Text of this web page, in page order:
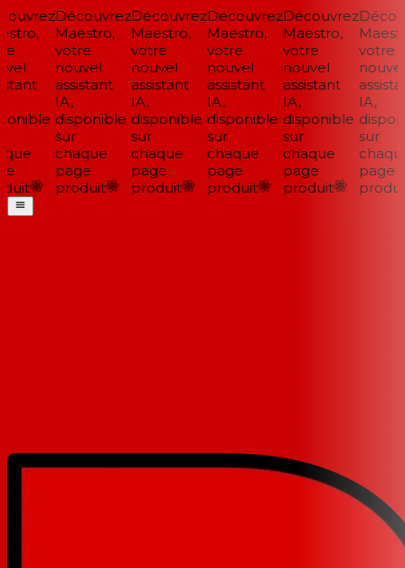
Découvrez
Maestro,
votre
nouvel
assistant
IA,
disponible
sur
chaque
page
produit
Découvrez
Maestro,
votre
nouvel
assistant
IA,
disponible
sur
chaque
page
produit
Découvrez
Maestro,
votre
nouvel
assistant
IA,
disponible
sur
chaque
page
produit
Découvrez
Maestro,
votre
nouvel
assistant
IA,
disponible
sur
chaque
page
produit
votre
nouvel
IA,
sur
chaque
page
produit